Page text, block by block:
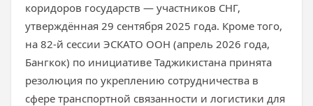
коридоров государств — участников СНГ,
утверждённая 29 сентября 2025 года. Кроме того,
на 82-й сессии ЭСКАТО ООН (апрель 2026 года,
Бангкок) по инициативе Таджикистана принята
резолюция по укреплению сотрудничества в
сфере транспортной связанности и логистики для